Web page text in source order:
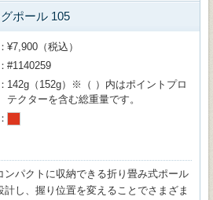
ポール 105
¥7,900（税込）
#1140259
142g（152g）※（ ）内はポイントプロ
テクターを含む総重量です。
ンパクトに収納できる折り畳み式ポール
し、握り位置を変えることでさまざま